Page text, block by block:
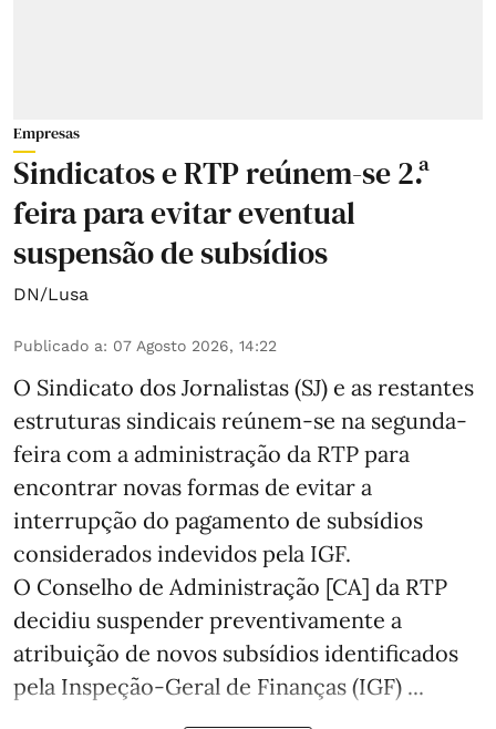
Empresas
Sindicatos e RTP reúnem-se 2.ª
feira para evitar eventual
suspensão de subsídios
DN/Lusa
Publicado a: 07 Agosto 2026, 14:22
O Sindicato dos Jornalistas (SJ) e as restantes
estruturas sindicais reúnem-se na segunda-
feira com a administração da RTP para
encontrar novas formas de evitar a
interrupção do pagamento de subsídios
considerados indevidos pela IGF.
O Conselho de Administração [CA] da RTP
decidiu suspender preventivamente a
atribuição de novos subsídios identificados
pela Inspeção-Geral de Finanças (IGF) ...